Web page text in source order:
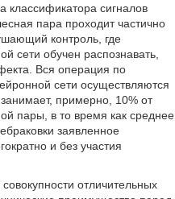
классификатора сигналов
пара проходит частично
контроль, где
сети обучен распознавать,
Вся операция по
сети осуществляются
примерно, 10% от
пары, в то время как среднее
заявленное
и без участия
отличительных